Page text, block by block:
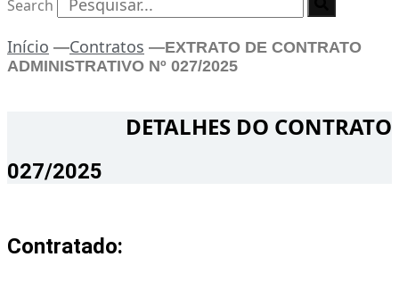
Search
Início —Contratos —EXTRATO DE CONTRATO
ADMINISTRATIVO Nº 027/2025
DETALHES DO CONTRATO​
027/2025
Contratado: